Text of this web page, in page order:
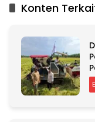
e Konten